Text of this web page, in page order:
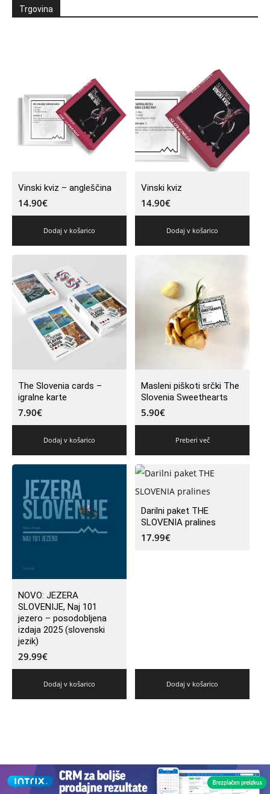
Trgovina
Vinski kviz – angleščina
14.90€
Dodaj v košarico
Vinski kviz
14.90€
Dodaj v košarico
The Slovenia cards –
igralne karte
7.90€
Dodaj v košarico
Masleni piškoti srčki The
Slovenia Sweethearts
5.90€
Preberi več
NOVO: JEZERA
SLOVENIJE, Naj 101
jezero – posodobljena
izdaja 2025 (slovenski
jezik)
29.99€
Dodaj v košarico
Darilni paket THE
SLOVENIA pralines
17.99€
Dodaj v košarico